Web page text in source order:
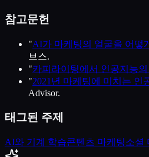
참고문헌
"AI가 마케팅의 얼굴을 어떻
브스.
"카피라이팅에서 인공지능
"2021년 마케팅에 미치는 인
Advisor.
태그된 주제
AI와 기계 학습콘텐츠 마케팅소셜